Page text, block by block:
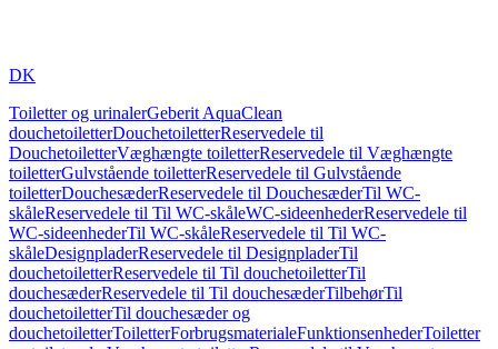
DK
Toiletter og urinalerGeberit AquaClean
douchetoiletterDouchetoiletterReservedele til
DouchetoiletterVæghængte toiletterReservedele til Væghængte
toiletterGulvstående toiletterReservedele til Gulvstående
toiletterDouchesæderReservedele til DouchesæderTil WC-
skåleReservedele til Til WC-skåleWC-sideenhederReservedele til
WC-sideenhederTil WC-skåleReservedele til Til WC-
skåleDesignpladerReservedele til DesignpladerTil
douchetoiletterReservedele til Til douchetoiletterTil
douchesæderReservedele til Til douchesæderTilbehørTil
douchetoiletterTil douchesæder og
douchetoiletterToiletterForbrugsmaterialeFunktionsenhederToiletter